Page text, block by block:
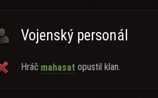
Vojenský personál
Hráč mahasat opustil klan.